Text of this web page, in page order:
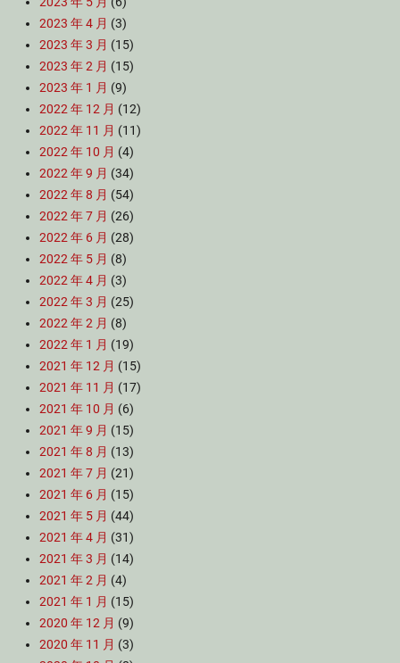
2023 年 4 月 (3)
2023 年 3 月 (15)
2023 年 2 月 (15)
2023 年 1 月 (9)
2022 年 12 月 (12)
2022 年 11 月 (11)
2022 年 10 月 (4)
2022 年 9 月 (34)
2022 年 8 月 (54)
2022 年 7 月 (26)
2022 年 6 月 (28)
2022 年 5 月 (8)
2022 年 4 月 (3)
2022 年 3 月 (25)
2022 年 2 月 (8)
2022 年 1 月 (19)
2021 年 12 月 (15)
2021 年 11 月 (17)
2021 年 10 月 (6)
2021 年 9 月 (15)
2021 年 8 月 (13)
2021 年 7 月 (21)
2021 年 6 月 (15)
2021 年 5 月 (44)
2021 年 4 月 (31)
2021 年 3 月 (14)
2021 年 2 月 (4)
2021 年 1 月 (15)
2020 年 12 月 (9)
2020 年 11 月 (3)